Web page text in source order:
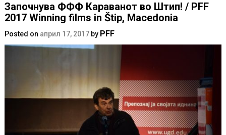
Започнува ФФФ Караванот во Штип! / PFF
2017 Winning films in Štip, Macedonia
Posted on април 17, 2017 by PFF